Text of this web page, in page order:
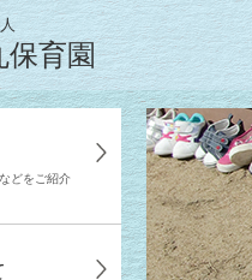
保育園
どをご紹介